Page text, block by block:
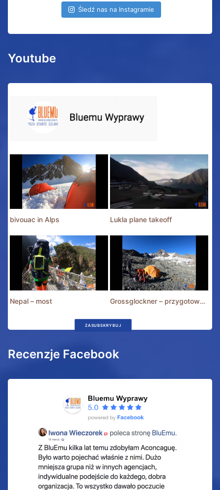
Śledź nas na Instagramie
Youtube
bivouac in Alps Lukla plane takeoff
Nepal – most Grossglockner – przygotowania
ZASUBSKRYBUJ
Recenzje Facebook